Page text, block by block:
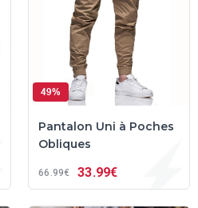
49%
Pantalon Uni à Poches
Obliques
66 99€ 33 99€